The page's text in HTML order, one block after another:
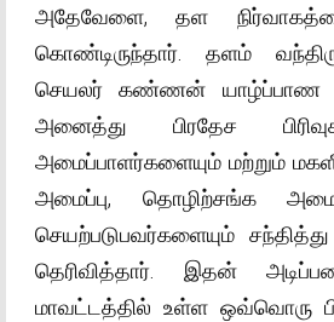
அதேவேளை, தள
கொண்டிருந்தார். தளம்
செயலர் கண்ணன் யாழ்ப்பாண
அனைத்து பிரதேச
அமைப்பாளர்களையும் மற்றும்
அமைப்பு, தொழிற்சங்க
செயற்படுபவர்களையும்
தெரிவித்தார். இதன்
மாவட்டத்தில் உள்ள ஒவ்வொரு